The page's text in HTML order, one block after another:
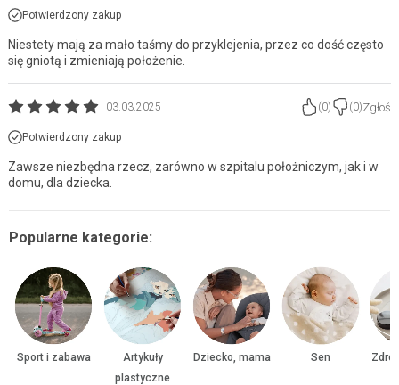
Potwierdzony zakup
Niestety mają za mało taśmy do przyklejenia, przez co dość często
się gniotą i zmieniają położenie.
03.03.2025 (0) (0)Zgłoś
Potwierdzony zakup
Zawsze niezbędna rzecz, zarówno w szpitalu położniczym, jak i w
domu, dla dziecka.
Popularne kategorie:
Sport i zabawa
Artykuły
plastyczne
Dziecko, mama Sen